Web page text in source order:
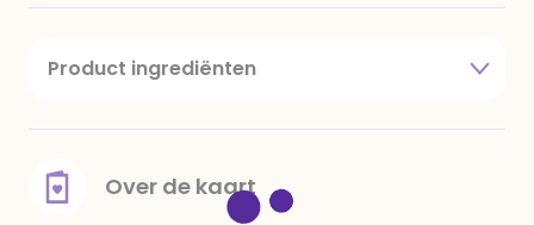
Product ingrediënten
amandelen,cacaomassa, emulgator (sojalecithine),
voedingszuur: citroenzuur E 330, verdikkingsmiddel
E415, water, bevochtigingsmiddel E422, emulgator:
Over de kaart